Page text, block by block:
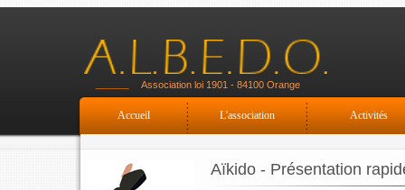
Association loi 1901 - 84100 Orange
Accueil L'association Activités
Aïkido - Présentation